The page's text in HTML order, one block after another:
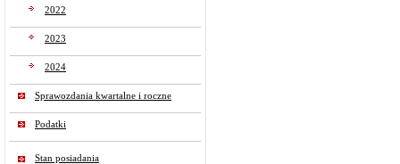
2022
2023
2024
Sprawozdania kwartalne i roczne
Podatki
Stan posiadania